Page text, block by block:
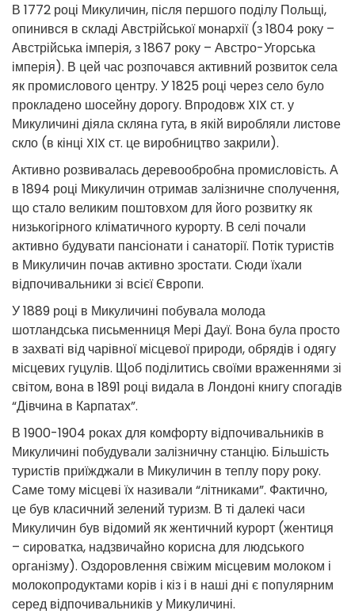
В 1772 році Микуличин, після першого поділу Польщі,
опинився в складі Австрійської монархії (з 1804 року –
Австрійська імперія, з 1867 року – Австро-Угорська
імперія). В цей час розпочався активний розвиток села
як промислового центру. У 1825 році через село було
прокладено шосейну дорогу. Впродовж XIX ст. у
Микуличині діяла скляна гута, в якій виробляли листове
скло (в кінці XIX ст. це виробництво закрили).
Активно розвивалась деревообробна промисловість. А
в 1894 році Микуличин отримав залізничне сполучення,
що стало великим поштовхом для його розвитку як
низькогірного кліматичного курорту. В селі почали
активно будувати пансіонати і санаторії. Потік туристів
в Микуличин почав активно зростати. Сюди їхали
відпочивальники зі всієї Європи.
У 1889 році в Микуличині побувала молода
шотландська письменниця Мері Дауї. Вона була просто
в захваті від чарівної місцевої природи, обрядів і одягу
місцевих гуцулів. Щоб поділитись своїми враженнями зі
світом, вона в 1891 році видала в Лондоні книгу спогадів
“Дівчина в Карпатах”.
В 1900-1904 роках для комфорту відпочивальників в
Микуличині побудували залізничну станцію. Більшість
туристів приїжджали в Микуличин в теплу пору року.
Саме тому місцеві їх називали “літниками”. Фактично,
це був класичний зелений туризм. В ті далекі часи
Микуличин був відомий як жентичний курорт (жентиця
– сироватка, надзвичайно корисна для людського
організму). Оздоровлення свіжим місцевим молоком і
молокопродуктами корів і кіз і в наші дні є популярним
серед відпочивальників у Микуличині.